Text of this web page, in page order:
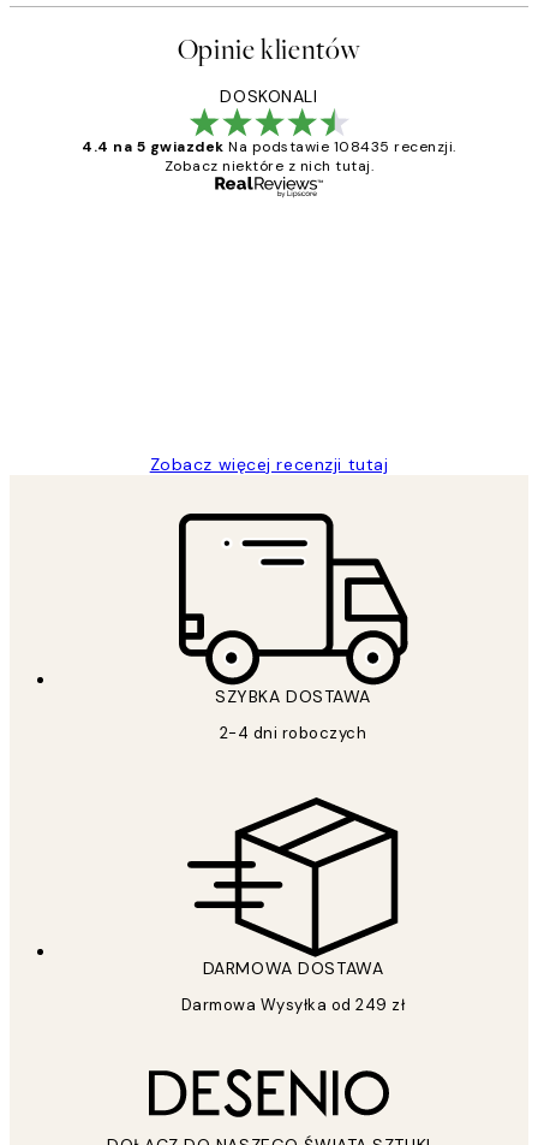
Opinie klientów
DOSKONALI
4.4 na 5 gwiazdek Na podstawie 108435 recenzji.
Zobacz niektóre z nich tutaj.
Zobacz więcej recenzji tutaj
SZYBKA DOSTAWA
2-4 dni roboczych
DARMOWA DOSTAWA
Darmowa Wysyłka od 249 zł